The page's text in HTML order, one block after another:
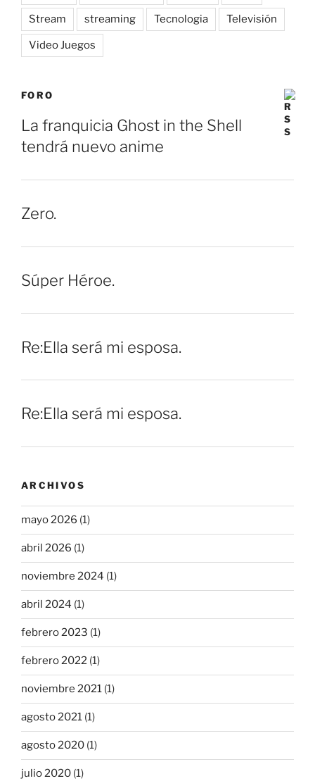
Stream streaming Tecnologia Televisión
Video Juegos
FORO
La franquicia Ghost in the Shell
tendrá nuevo anime
Zero.
Súper Héroe.
Re:Ella será mi esposa.
Re:Ella será mi esposa.
ARCHIVOS
mayo 2026 (1)
abril 2026 (1)
noviembre 2024 (1)
abril 2024 (1)
febrero 2023 (1)
febrero 2022 (1)
noviembre 2021 (1)
agosto 2021 (1)
agosto 2020 (1)
julio 2020 (1)